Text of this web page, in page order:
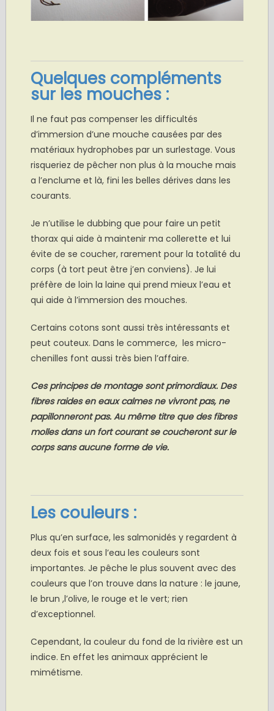
Quelques compléments
sur les mouches :
Il ne faut pas compenser les difficultés
d’immersion d’une mouche causées par des
matériaux hydrophobes par un surlestage. Vous
risqueriez de pêcher non plus à la mouche mais
a l’enclume et là, fini les belles dérives dans les
courants.
Je n’utilise le dubbing que pour faire un petit
thorax qui aide à maintenir ma collerette et lui
évite de se coucher, rarement pour la totalité du
corps (à tort peut être j’en conviens). Je lui
préfère de loin la laine qui prend mieux l’eau et
qui aide à l’immersion des mouches.
Certains cotons sont aussi très intéressants et
peut couteux. Dans le commerce, les micro-
chenilles font aussi très bien l’affaire.
Ces principes de montage sont primordiaux. Des
fibres raides en eaux calmes ne vivront pas, ne
papillonneront pas. Au même titre que des fibres
molles dans un fort courant se coucheront sur le
corps sans aucune forme de vie.
Les couleurs :
Plus qu’en surface, les salmonidés y regardent à
deux fois et sous l’eau les couleurs sont
importantes. Je pêche le plus souvent avec des
couleurs que l’on trouve dans la nature : le jaune,
le brun ,l’olive, le rouge et le vert; rien
d’exceptionnel.
Cependant, la couleur du fond de la rivière est un
indice. En effet les animaux apprécient le
mimétisme.